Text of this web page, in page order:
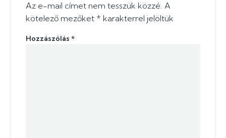
Az e-mail címet nem tesszük közzé. A
kötelező mezőket * karakterrel jelöltük
Hozzászólás *